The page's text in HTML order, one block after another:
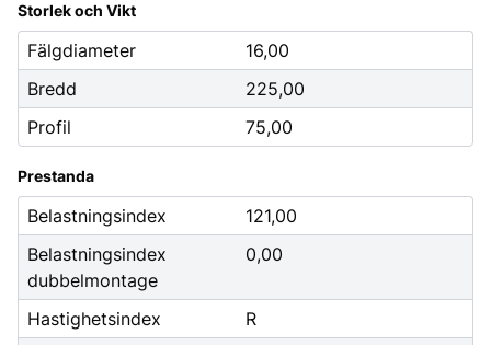
Storlek och Vikt
Fälgdiameter
16,00
Bredd
225,00
Profil
75,00
Prestanda
Belastningsindex
121,00
Belastningsindex
dubbelmontage
0,00
Hastighetsindex
R